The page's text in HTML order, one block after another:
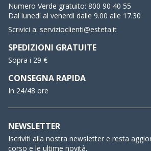
Numero Verde gratuito: 800 90 40 55
Dal lunedì al venerdì dalle 9.00 alle 17.30
Scrivici a: servizioclienti@esteta.it
SPEDIZIONI GRATUITE
Sopra i 29 €
CONSEGNA RAPIDA
In 24/48 ore
NEWSLETTER
Iscriviti alla nostra newsletter e resta
corso e le ultime novità.